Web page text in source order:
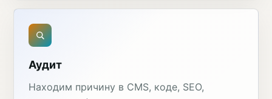
Аудит
Находим причину в CMS, коде, SEO,